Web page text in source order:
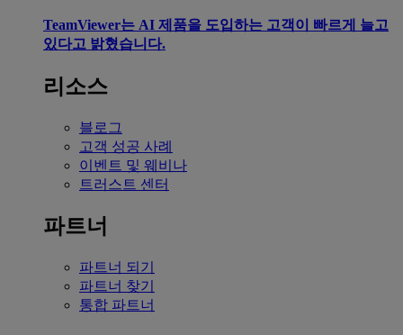
TeamViewer는 AI 제품을 도입하는 고객이 빠르게 늘고
있다고 밝혔습니다.
리소스
블로그
고객 성공 사례
이벤트 및 웨비나
트러스트 센터
파트너
파트너 되기
파트너 찾기
통합 파트너